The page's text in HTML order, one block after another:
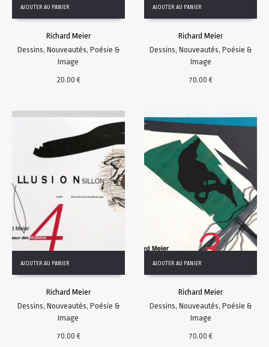
AJOUTER AU PANIER
Richard Meier
Dessins, Nouveautés, Poésie &
Image
20.00€
AJOUTER AU PANIER
Richard Meier
Dessins,Nouveautés,Poésie &
Image
70.00€
AJOUTER AU PANIER
Richard Meier
Dessins, Nouveautés, Poésie &
Image
70.00€
AJOUTER AU PANIER
Richard Meier
Dessins,Nouveautés,Poésie &
Image
70.00€